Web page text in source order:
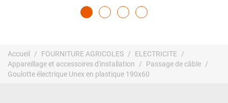
Accueil FOURNITURE AGRICOLES
ELECTRICITE
Appareillage et accessoires d'installation
Passage de câble
Goulotte électrique Unex en plastique 190x60